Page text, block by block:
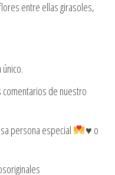
entre ellas girasoles,
comentarios de nuestro
persona especial
♥️ o